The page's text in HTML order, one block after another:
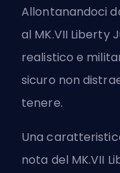
Allontanandoci
al MK.VII Liberty
realistico e
sicuro non
tenere.
Una
nota del MK.VII